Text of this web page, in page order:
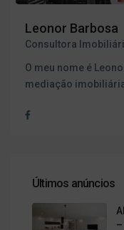
Leonor Barbosa
Consultora
O meu nome é
mediação
Últimos anúncios
–